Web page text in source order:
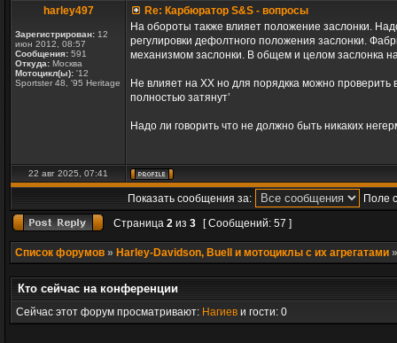
harley497
Зарегистрирован: 12
июн 2012, 08:57
Сообщения: 591
Откуда: Москва
Мотоцикл(ы): '12
Sportster 48, '95 Heritage
Re: Карбюратор S&S - вопросы
На обороты также влияет положение заслонки.
регулировки дефолтного положения заслонки.
механизмом заслонки. В общем и целом заслонка
Не влияет на ХХ но для порядкка можно проверить
полностью затянут’
Надо ли говорить что не должно быть никаких
22 авг 2025, 07:41
Показать сообщения за:
Поле
Страница 2 из 3 [ Сообщений: 57 ]
Список форумов » Harley-Davidson, Buell и мотоциклы с их агрегатами
Кто сейчас на конференции
Сейчас этот форум просматривают: Нагиев и гости: 0